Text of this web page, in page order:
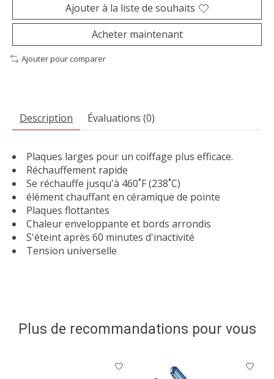
Ajouter à la liste de souhaits
Acheter maintenant
Ajouter pour comparer
Description Évaluations (0)
Plaques larges pour un coiffage plus efficace.
Réchauffement rapide
Se réchauffe jusqu'à 460˚F (238˚C)
élément chauffant en céramique de pointe
Plaques flottantes
Chaleur enveloppante et bords arrondis
S'éteint après 60 minutes d'inactivité
Tension universelle
Plus de recommandations pour vous
Articles du carrousel de produits